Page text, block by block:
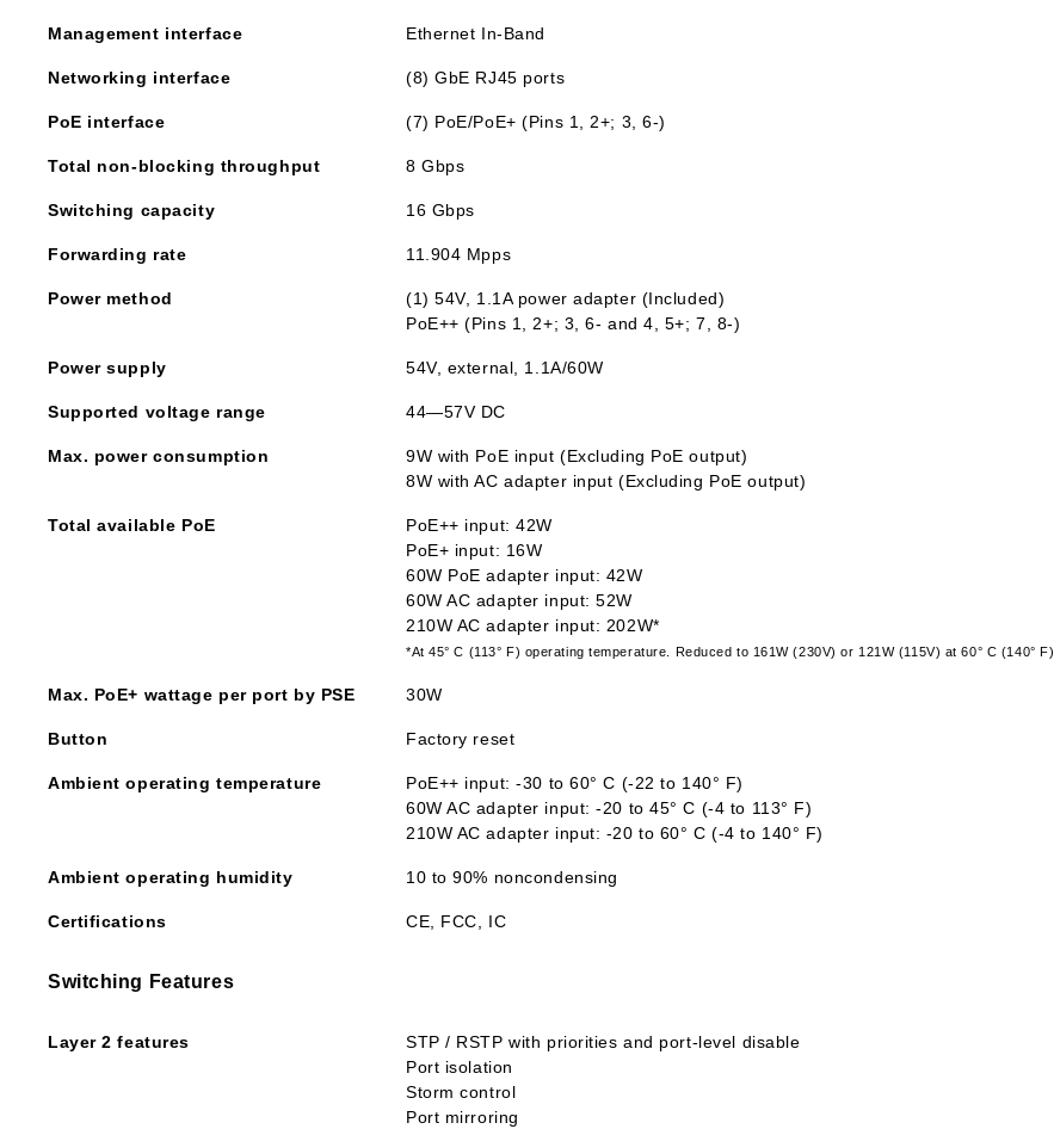
Management interface Ethernet In-Band
Networking interface (8) GbE RJ45 ports
PoE interface (7) PoE/PoE+ (Pins 1, 2+; 3, 6-)
Total non-blocking throughput 8 Gbps
Switching capacity 16 Gbps
Forwarding rate 11.904 Mpps
Power method
(1) 54V, 1.1A power adapter (Included)
PoE++ (Pins 1, 2+; 3, 6- and 4, 5+; 7, 8-)
Power supply 54V, external, 1.1A/60W
Supported voltage range 44—57V DC
Max. power consumption
9W with PoE input (Excluding PoE output)
8W with AC adapter input (Excluding PoE output)
Total available PoE
PoE++ input: 42W
PoE+ input: 16W
60W PoE adapter input: 42W
60W AC adapter input: 52W
210W AC adapter input: 202W*
*At 45° C (113° F) operating temperature. Reduced to 161W (230V) or 121W (115V) at 60° C (140° F)
Max. PoE+ wattage per port by PSE 30W
Button Factory reset
Ambient operating temperature
PoE++ input: -30 to 60° C (-22 to 140° F)
60W AC adapter input: -20 to 45° C (-4 to 113° F)
210W AC adapter input: -20 to 60° C (-4 to 140° F)
Ambient operating humidity 10 to 90% noncondensing
Certifications CE, FCC, IC
Switching Features
Layer 2 features
STP / RSTP with priorities and port-level disable
Port isolation
Storm control
Port mirroring